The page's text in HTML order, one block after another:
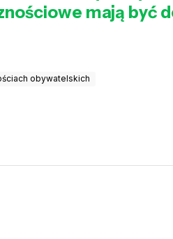
mają być
obywatelskich